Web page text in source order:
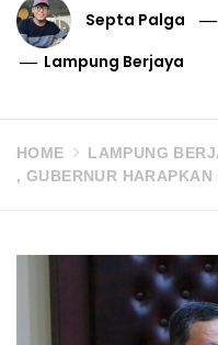
Septa Palga
Lampung Berjaya
HOME LAMPUNG
, GUBERNUR